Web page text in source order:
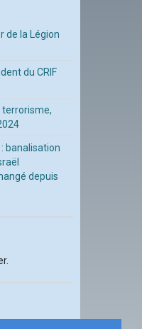
de la Légion
du CRIF
banalisation
depuis